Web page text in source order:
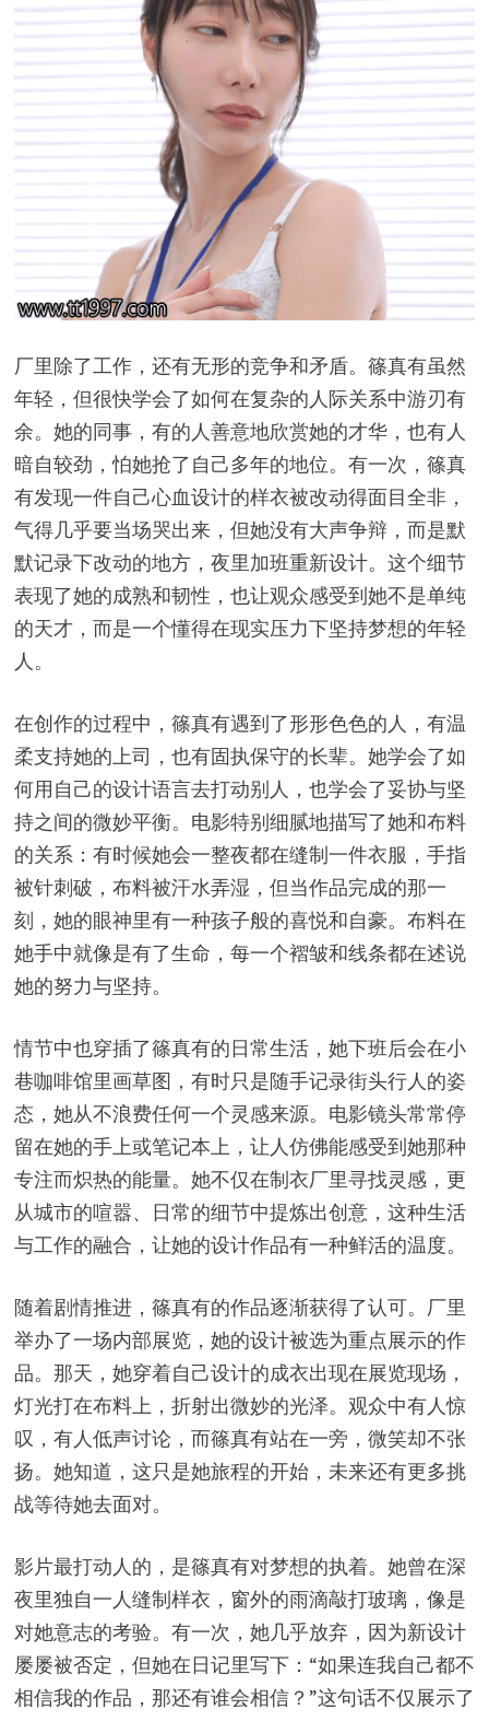
厂里除了工作，还有无形的竞争和矛盾。篠真有虽然
年轻，但很快学会了如何在复杂的人际关系中游刃有
余。她的同事，有的人善意地欣赏她的才华，也有人
暗自较劲，怕她抢了自己多年的地位。有一次，篠真
有发现一件自己心血设计的样衣被改动得面目全非，
气得几乎要当场哭出来，但她没有大声争辩，而是默
默记录下改动的地方，夜里加班重新设计。这个细节
表现了她的成熟和韧性，也让观众感受到她不是单纯
的天才，而是一个懂得在现实压力下坚持梦想的年轻
人。
在创作的过程中，篠真有遇到了形形色色的人，有温
柔支持她的上司，也有固执保守的长辈。她学会了如
何用自己的设计语言去打动别人，也学会了妥协与坚
持之间的微妙平衡。电影特别细腻地描写了她和布料
的关系：有时候她会一整夜都在缝制一件衣服，手指
被针刺破，布料被汗水弄湿，但当作品完成的那一
刻，她的眼神里有一种孩子般的喜悦和自豪。布料在
她手中就像是有了生命，每一个褶皱和线条都在述说
她的努力与坚持。
情节中也穿插了篠真有的日常生活，她下班后会在小
巷咖啡馆里画草图，有时只是随手记录街头行人的姿
态，她从不浪费任何一个灵感来源。电影镜头常常停
留在她的手上或笔记本上，让人仿佛能感受到她那种
专注而炽热的能量。她不仅在制衣厂里寻找灵感，更
从城市的喧嚣、日常的细节中提炼出创意，这种生活
与工作的融合，让她的设计作品有一种鲜活的温度。
随着剧情推进，篠真有的作品逐渐获得了认可。厂里
举办了一场内部展览，她的设计被选为重点展示的作
品。那天，她穿着自己设计的成衣出现在展览现场，
灯光打在布料上，折射出微妙的光泽。观众中有人惊
叹，有人低声讨论，而篠真有站在一旁，微笑却不张
扬。她知道，这只是她旅程的开始，未来还有更多挑
战等待她去面对。
影片最打动人的，是篠真有对梦想的执着。她曾在深
夜里独自一人缝制样衣，窗外的雨滴敲打玻璃，像是
对她意志的考验。有一次，她几乎放弃，因为新设计
屡屡被否定，但她在日记里写下：“如果连我自己都不
相信我的作品，那还有谁会相信？”这句话不仅展示了